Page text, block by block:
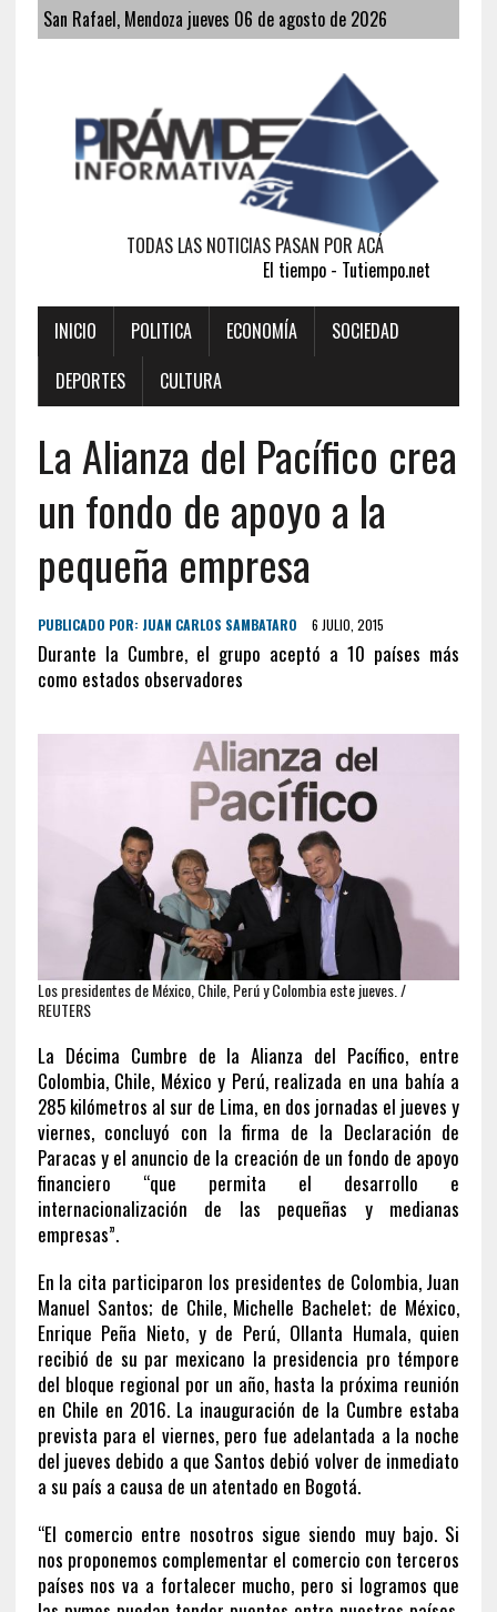
San Rafael, Mendoza jueves 06 de agosto de 2026
TODAS LAS NOTICIAS PASAN POR ACÁ
El tiempo - Tutiempo.net
INICIO POLITICA ECONOMÍA
SOCIEDAD
DEPORTES
CULTURA
La Alianza del Pacífico crea
un fondo de apoyo a la
pequeña empresa
PUBLICADO POR: JUAN CARLOS SAMBATARO 6 JULIO, 2015
Durante la Cumbre, el grupo aceptó a 10 países más
como estados observadores
Los presidentes de México, Chile, Perú y Colombia este jueves. /
REUTERS
La Décima Cumbre de la Alianza del Pacífico, entre
Colombia, Chile, México y Perú, realizada en una bahía a
285 kilómetros al sur de Lima, en dos jornadas el jueves y
viernes, concluyó con la firma de la Declaración de
Paracas y el anuncio de la creación de un fondo de apoyo
financiero “que permita el desarrollo e
internacionalización de las pequeñas y medianas
empresas”.
En la cita participaron los presidentes de Colombia, Juan
Manuel Santos; de Chile, Michelle Bachelet; de México,
Enrique Peña Nieto, y de Perú, Ollanta Humala, quien
recibió de su par mexicano la presidencia pro témpore
del bloque regional por un año, hasta la próxima reunión
en Chile en 2016. La inauguración de la Cumbre estaba
prevista para el viernes, pero fue adelantada a la noche
del jueves debido a que Santos debió volver de inmediato
a su país a causa de un atentado en Bogotá.
“El comercio entre nosotros sigue siendo muy bajo. Si
nos proponemos complementar el comercio con terceros
países nos va a fortalecer mucho, pero si logramos que